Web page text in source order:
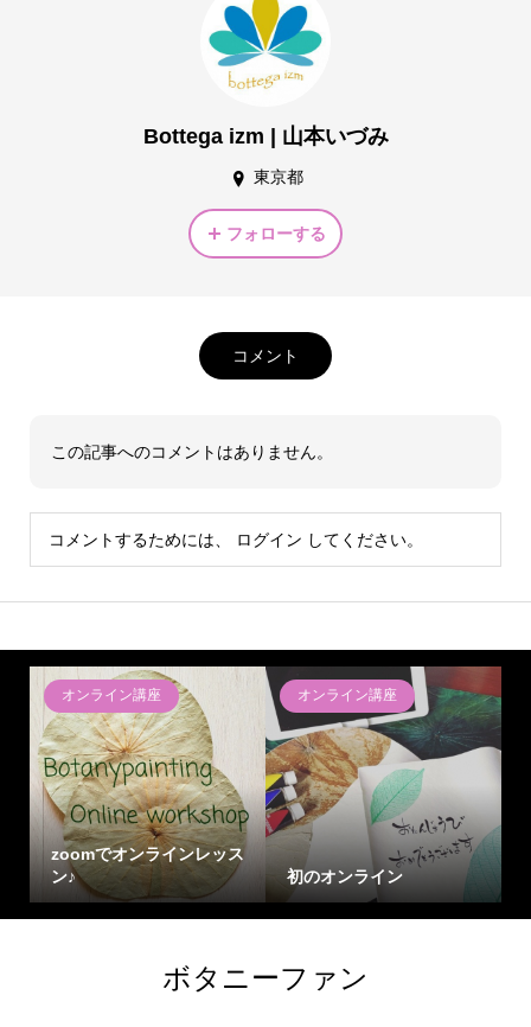
Bottega izm | 山本いづみ
東京都
フォローする
コメント
この記事へのコメントはありません。
コメントするためには、 ログイン してください。
オンライン講座
zoomでオンラインレッス
ン♪
オンライン講座
初のオンライン
ボタニーファン